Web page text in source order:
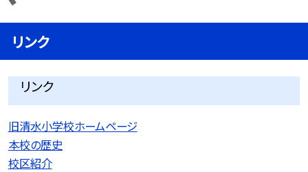
リンク
リンク
旧清水小学校ホームページ
本校の歴史
校区紹介